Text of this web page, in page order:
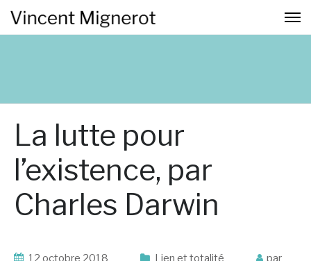
La lutte pour
l’existence, par
Charles Darwin
12 octobre 2018 Lien et totalité
par